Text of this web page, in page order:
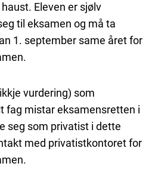
Eleven er sjølv
til eksamen og må ta
1. september same året for
vurdering) som
fag mistar eksamensretten i
seg som privatist i dette
med privatistkontoret for